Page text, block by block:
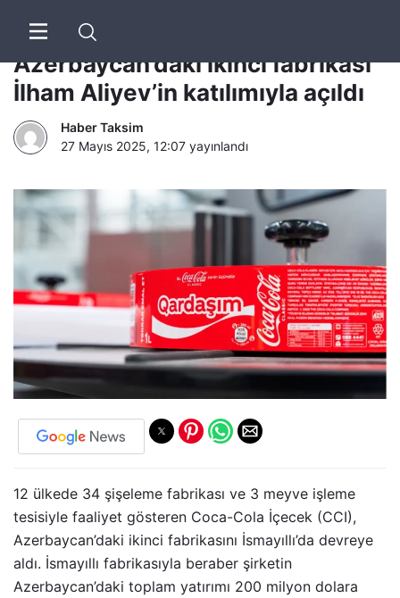
Coca-Cola İçecek’in
Azerbaycan’daki ikinci fabrikası
İlham Aliyev’in katılımıyla açıldı
Haber Taksim
27 Mayıs 2025, 12:07 yayınlandı
12 ülkede 34 şişeleme fabrikası ve 3 meyve işleme
tesisiyle faaliyet gösteren Coca-Cola İçecek (CCI),
Azerbaycan’daki ikinci fabrikasını İsmayıllı’da devreye
aldı. İsmayıllı fabrikasıyla beraber şirketin
Azerbaycan’daki toplam yatırımı 200 milyon dolara